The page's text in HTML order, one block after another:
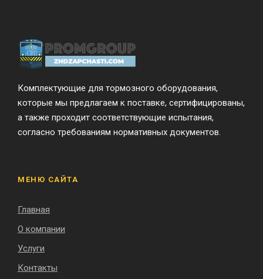
Комплектующие для тормозного оборудования,
которые мы предлагаем к поставке, сертифицированы,
а также проходит соответствующие испытания,
согласно требованиям нормативных документов.
МЕНЮ САЙТА
Главная
О компании
Услуги
Контакты